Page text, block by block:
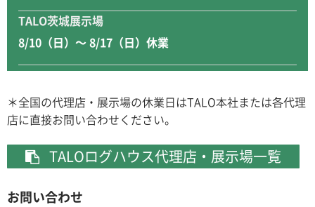
TALO茨城展示場
8/10（日）〜 8/17（日）休業
＊全国の代理店・展示場の休業日はTALO本社または各代理
店に直接お問い合わせください。
TALOログハウス代理店・展示場一覧
お問い合わせ